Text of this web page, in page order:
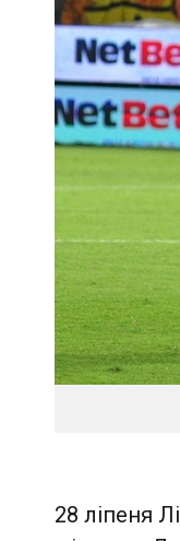
28 ліпеня